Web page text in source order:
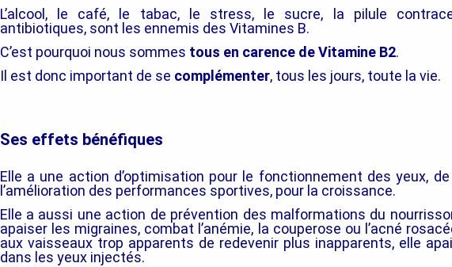
L’alcool, le café, le tabac, le stress, le sucre, la pilule
antibiotiques, sont les ennemis des Vitamines B.
C’est pourquoi nous sommes tous en carence de Vitamine B2.
Il est donc important de se complémenter, tous les jours, toute la vie.
Ses effets bénéfiques
Elle a une action d’optimisation pour le fonctionnement des yeux,
l’amélioration des performances sportives, pour la croissance.
Elle a aussi une action de prévention des malformations du
apaiser les migraines, combat l’anémie, la couperose ou l’acné
aux vaisseaux trop apparents de redevenir plus inapparents, elle
dans les yeux injectés.